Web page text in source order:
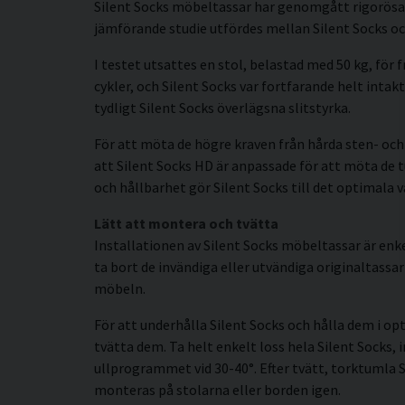
Silent Socks möbeltassar har genomgått
jämförande studie utfördes mellan Silent Socks
I testet utsattes en stol, belastad med 50 kg, för
cykler, och Silent Socks var fortfarande helt
tydligt Silent Socks överlägsna slitstyrka.
För att möta de högre kraven från hårda sten-
att Silent Socks HD är anpassade för att möta
och hållbarhet gör Silent Socks till det optimala
Lätt att montera och tvätta
Installationen av Silent Socks möbeltassar är
ta bort de invändiga eller utvändiga
möbeln.
För att underhålla Silent Socks och hålla dem i
tvätta dem. Ta helt enkelt loss hela Silent
ullprogrammet vid 30-40°. Efter tvätt, torktumla
monteras på stolarna eller borden igen.